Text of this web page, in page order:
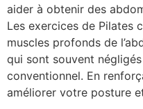
aider à obtenir des
Les exercices de Pilates
muscles profonds de
qui sont souvent
conventionnel. En
améliorer votre posture